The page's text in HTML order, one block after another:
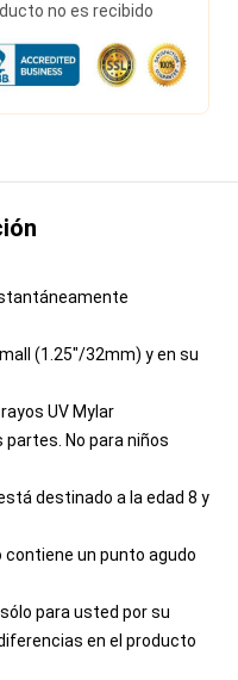
no es recibido
(1.25"/32mm) y en su
UV Mylar
partes. No para niños
destinado a la edad 8 y
un punto agudo
para usted por su
en el producto